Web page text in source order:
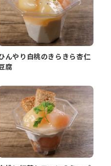
んやり白桃のきらきら杏仁
腐